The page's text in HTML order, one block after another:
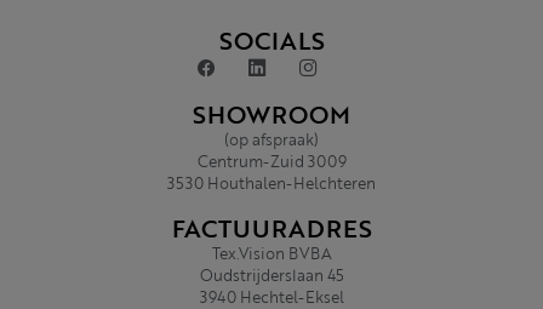
SOCIALS
SHOWROOM
(op afspraak)
Centrum-Zuid 3009
3530 Houthalen-Helchteren
FACTUURADRES
Tex.Vision BVBA
Oudstrijderslaan 45
3940 Hechtel-Eksel